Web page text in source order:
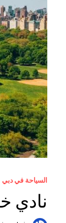
السياحة في دبي
نادي